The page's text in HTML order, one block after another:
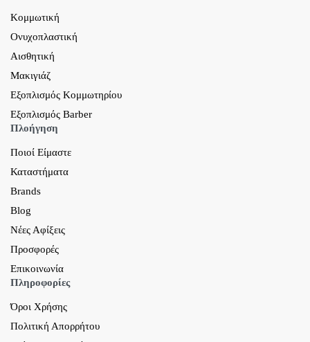
Κομμωτική
Ονυχοπλαστική
Αισθητική
Μακιγιάζ
Εξοπλισμός Κομμωτηρίου
Εξοπλισμός Barber
Πλοήγηση
Ποιοί Είμαστε
Καταστήματα
Brands
Blog
Νέες Αφίξεις
Προσφορές
Επικοινωνία
Πληροφορίες
Όροι Χρήσης
Πολιτική Απορρήτου